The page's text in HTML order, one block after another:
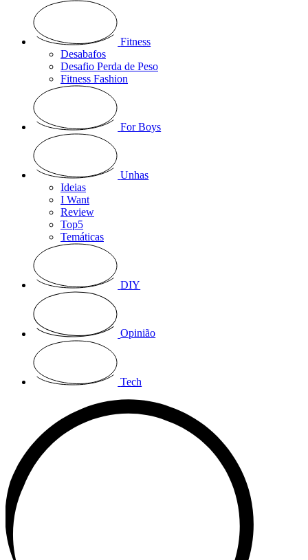
Fitness
Desabafos
Desafio Perda de Peso
Fitness Fashion
For Boys
Unhas
Ideias
I Want
Review
Top5
Temáticas
DIY
Opinião
Tech